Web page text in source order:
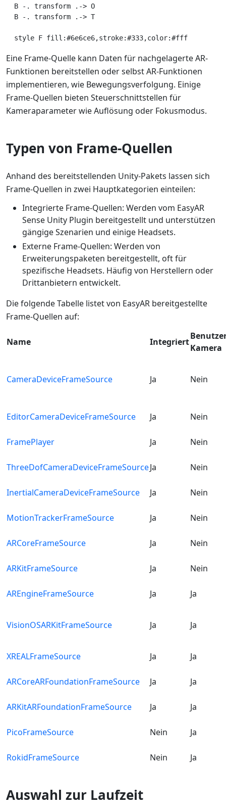
  B -. transform .-> O
  B -. transform .-> T
Eine Frame-Quelle kann Daten für nachgelagerte AR-
Funktionen bereitstellen oder selbst AR-Funktionen
implementieren, wie Bewegungsverfolgung. Einige
Frame-Quellen bieten Steuerschnittstellen für
Kameraparameter wie Auflösung oder Fokusmodus.
Typen von Frame-Quellen
Anhand des bereitstellenden Unity-Pakets lassen sich
Frame-Quellen in zwei Hauptkategorien einteilen:
Integrierte Frame-Quellen: Werden vom EasyAR
Sense Unity Plugin bereitgestellt und unterstützen
gängige Szenarien und einige Headsets.
Externe Frame-Quellen: Werden von
Erweiterungspaketen bereitgestellt, oft für
spezifische Headsets. Häufig von Herstellern oder
Drittanbietern entwickelt.
Die folgende Tabelle listet von EasyAR bereitgestellte
Frame-Quellen auf:
Name Integriert
Kamera
CameraDeviceFrameSource Ja Nein
EditorCameraDeviceFrameSource Ja Nein
FramePlayer Ja Nein
ThreeDofCameraDeviceFrameSourceJa Nein
InertialCameraDeviceFrameSource Ja Nein
MotionTrackerFrameSource Ja Nein
ARCoreFrameSource Ja Nein
ARKitFrameSource Ja Nein
AREngineFrameSource Ja Ja
VisionOSARKitFrameSource Ja Ja
XREALFrameSource Ja Ja
ARCoreARFoundationFrameSource Ja Ja
ARKitARFoundationFrameSource Ja Ja
PicoFrameSource Nein Ja
RokidFrameSource Nein Ja
Auswahl zur Laufzeit